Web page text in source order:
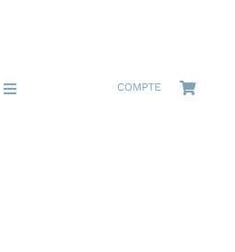
Toggle
COMPTE